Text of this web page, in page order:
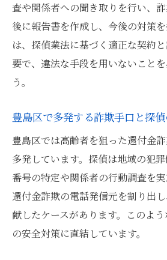
査や関係者への聞き取りを行い、
後に報告書を作成し、今後の対策
は、探偵業法に基づく適正な契約
要で、違法な手段を用いないこと
う。
豊島区で多発する詐欺手口と探
豊島区では高齢者を狙った還付金
多発しています。探偵は地域の犯
番号の特定や関係者の行動調査を実
還付金詐欺の電話発信元を割り出
献したケースがあります。このよ
の安全対策に直結しています。